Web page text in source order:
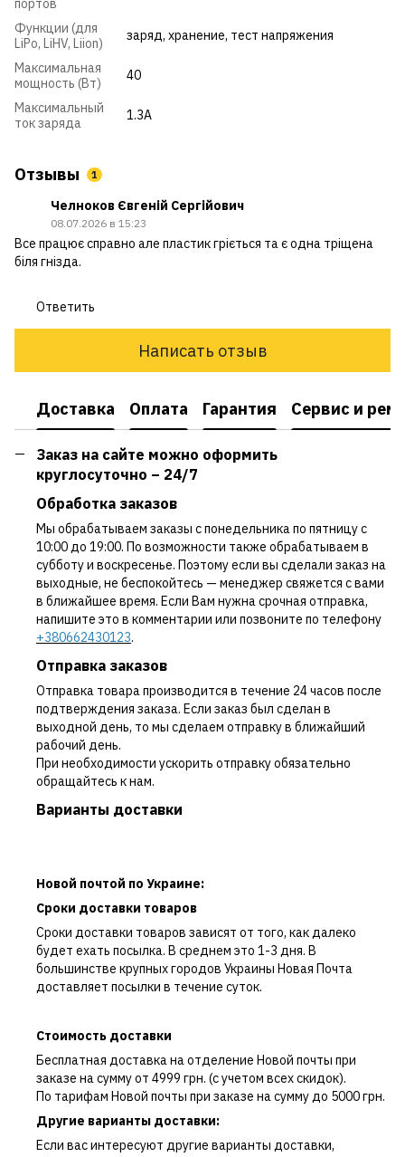
портов
Функции (для
LiPo, LiHV, Liion)
заряд, хранение, тест напряжения
Максимальная
мощность (Вт)
40
Максимальный
ток заряда
1.3A
Отзывы 1
Челноков Євгеній Сергійович
08.07.2026 в 15:23
Все працює справно але пластик гріється та є одна тріщена
біля гнізда.
Ответить
Написать отзыв
Доставка Оплата Гарантия Сервис и
Заказ на сайте можно оформить
круглосуточно – 24/7
Обработка заказов
Мы обрабатываем заказы с понедельника по пятницу с
10:00 до 19:00. По возможности также обрабатываем в
субботу и воскресенье. Поэтому если вы сделали заказ на
выходные, не беспокойтесь — менеджер свяжется с вами
в ближайшее время. Если Вам нужна срочная отправка,
напишите это в комментарии или позвоните по телефону
+380662430123.
Отправка заказов
Отправка товара производится в течение 24 часов после
подтверждения заказа. Если заказ был сделан в
выходной день, то мы сделаем отправку в ближайший
рабочий день.
При необходимости ускорить отправку обязательно
обращайтесь к нам.
Варианты доставки
Новой почтой по Украине:
Сроки доставки товаров
Сроки доставки товаров зависят от того, как далеко
будет ехать посылка. В среднем это 1-3 дня. В
большинстве крупных городов Украины Новая Почта
доставляет посылки в течение суток.
Стоимость доставки
Бесплатная доставка на отделение Новой почты при
заказе на сумму от 4999 грн. (с учетом всех скидок).
По тарифам Новой почты при заказе на сумму до 5000 грн.
Другие варианты доставки:
Если вас интересуют другие варианты доставки,